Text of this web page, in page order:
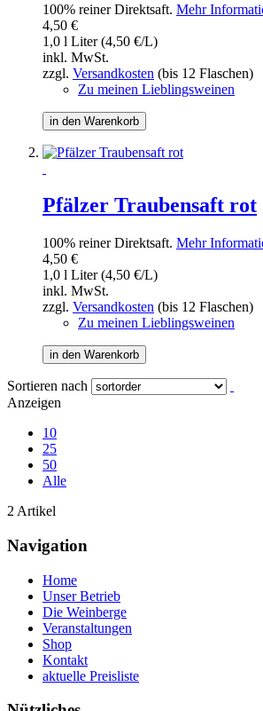
100% reiner Direktsaft. Mehr
4,50 €
1,0 l Liter (4,50 €/L)
inkl. MwSt.
zzgl. Versandkosten (bis 12 Flaschen)
Zu meinen Lieblingsweinen
in den Warenkorb
Pfälzer Traubensaft rot
100% reiner Direktsaft. Mehr
4,50 €
1,0 l Liter (4,50 €/L)
inkl. MwSt.
zzgl. Versandkosten (bis 12 Flaschen)
Zu meinen Lieblingsweinen
in den Warenkorb
Sortieren nach
Anzeigen
10
25
50
Alle
2 Artikel
Navigation
Home
Unser Betrieb
Die Weinberge
Veranstaltungen
Shop
Kontakt
aktuelle Preisliste